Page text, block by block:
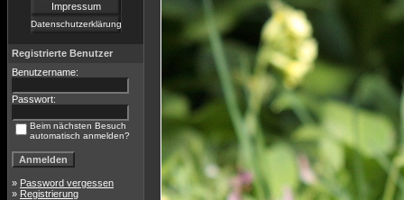
Impressum
Datenschutzerklärung
Registrierte Benutzer
Benutzername:
Passwort:
Beim nächsten Besuch
automatisch anmelden?
» Password vergessen
» Registrierung